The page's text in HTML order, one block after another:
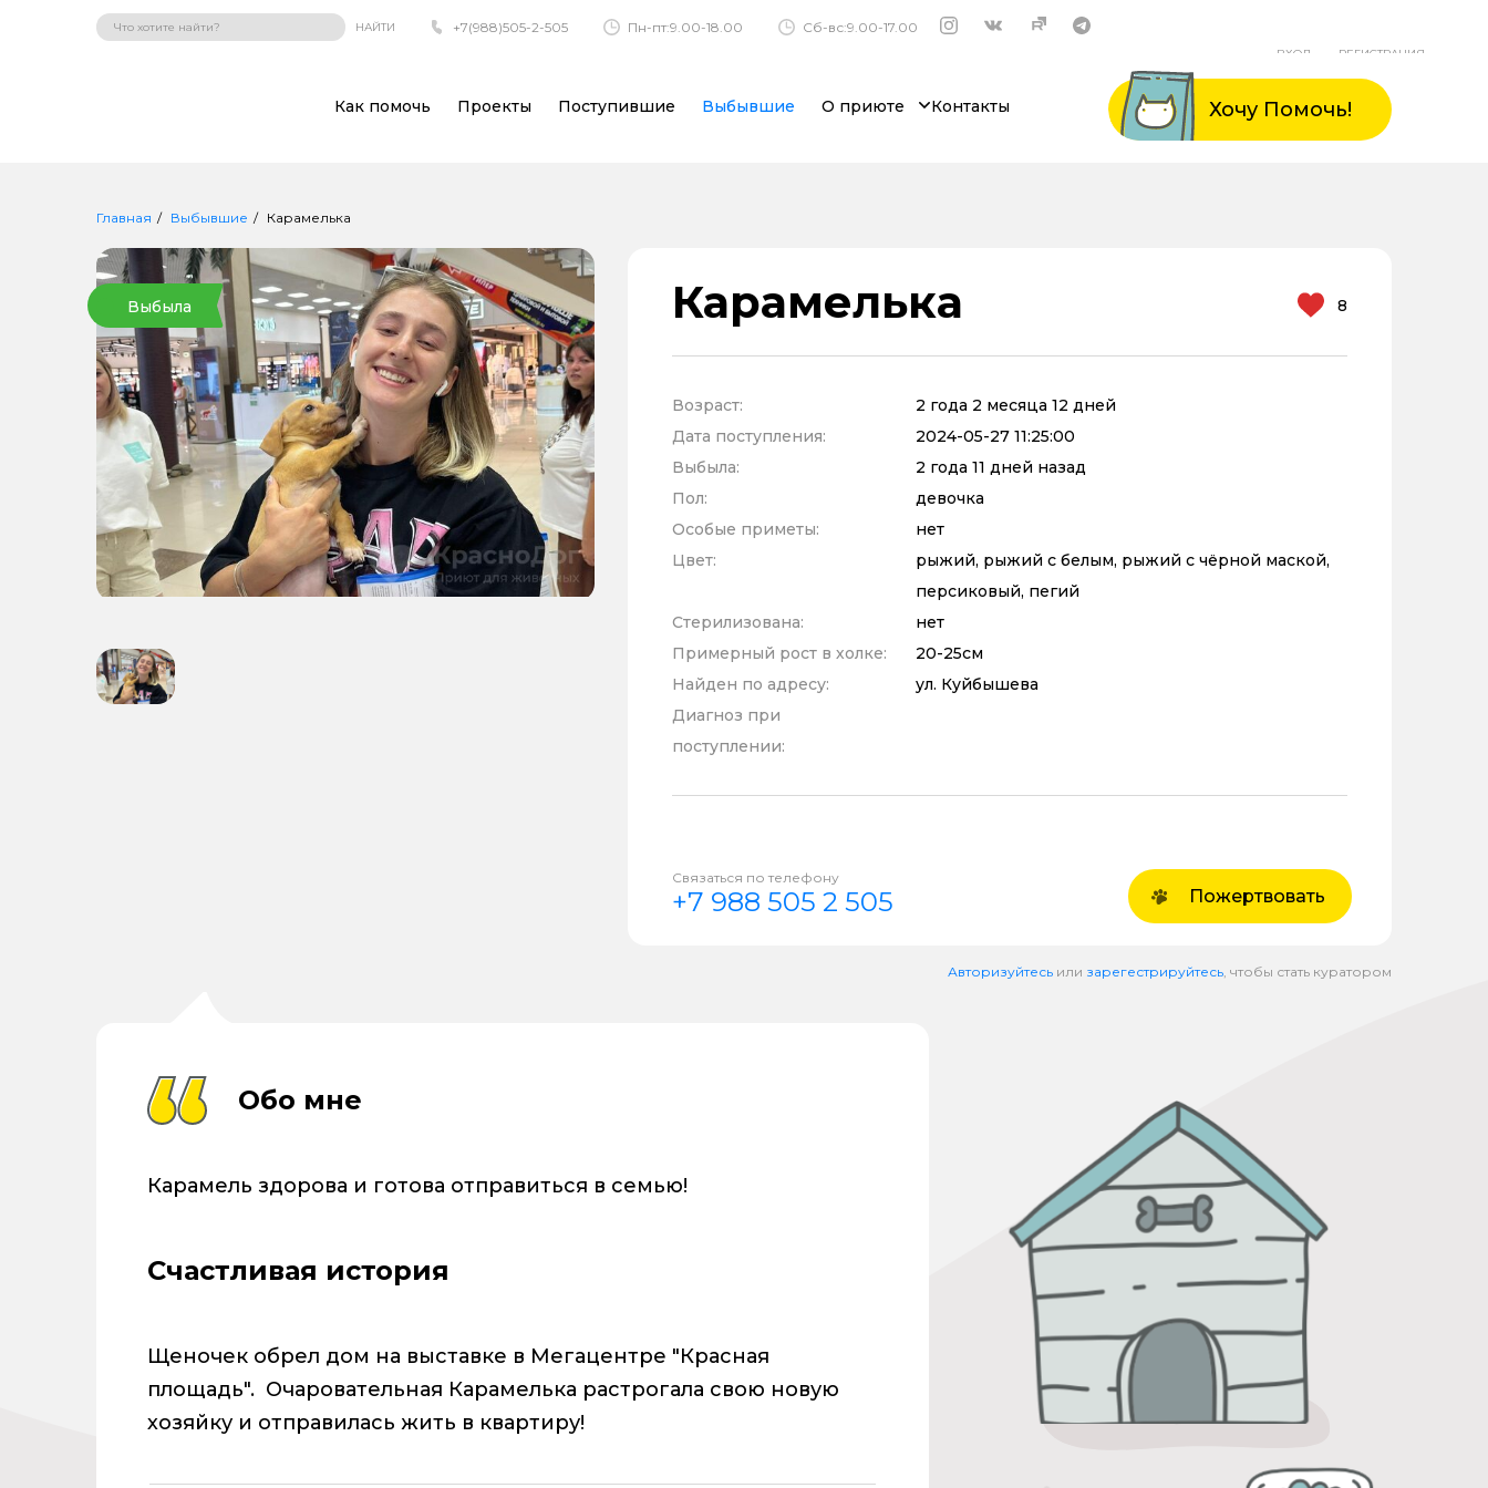
НАЙТИ +7(988)505-2-505 Пн-пт:9.00-18.00 Сб-вс:9.00-17.00
ВХОД РЕГИСТРАЦИЯ
Как помочь Проекты Поступившие Выбывшие О приюте Контакты Хочу Помочь!
Главная Выбывшие Карамелька
Выбыла Карамелька 8
Возраст:
2 года 2 месяца 12 дней
Дата поступления:
2024-05-27 11:25:00
Выбыла:
2 года 11 дней назад
Пол:
девочка
Особые приметы:
нет
Цвет:
рыжий, рыжий с белым, рыжий с чёрной маской,
персиковый, пегий
Стерилизована:
нет
Примерный рост в холке:
20-25см
Найден по адресу:
ул. Куйбышева
Диагноз при
поступлении:
Связаться по телефону
+7 988 505 2 505 Пожертвовать
Авторизуйтесь или зарегестрируйтесь , чтобы стать куратором
Обо мне
Карамель здорова и готова отправиться в семью!
Счастливая история
Щеночек обрел дом на выставке в Мегацентре "Красная
площадь". Очаровательная Карамелька растрогала свою новую
хозяйку и отправилась жить в квартиру!